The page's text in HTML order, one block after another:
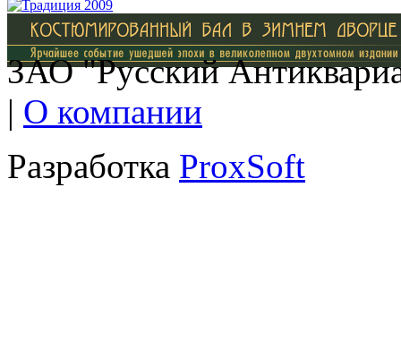
ЗАО "Русский
| О компании
Разработка ProxSoft